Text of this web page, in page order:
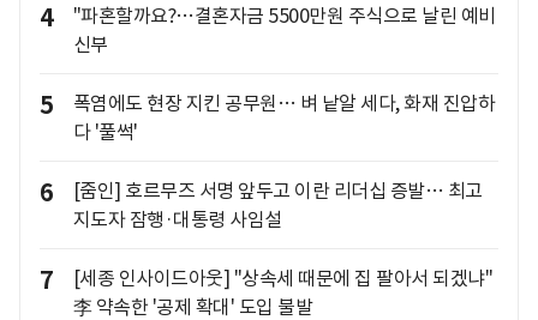
4
"파혼할까요?…결혼자금 5500만원 주식으로 날린 예비
신부
5
폭염에도 현장 지킨 공무원… 벼 낱알 세다, 화재 진압하
다 '풀썩'
6
[줌인] 호르무즈 서명 앞두고 이란 리더십 증발… 최고
지도자 잠행·대통령 사임설
7
[세종 인사이드아웃] "상속세 때문에 집 팔아서 되겠냐"
李 약속한 '공제 확대' 도입 불발